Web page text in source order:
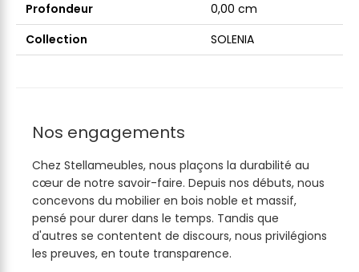
Profondeur
0,00 cm
Collection
SOLENIA
Nos engagements
Chez Stellameubles, nous plaçons la durabilité au
cœur de notre savoir-faire. Depuis nos débuts, nous
concevons du mobilier en bois noble et massif,
pensé pour durer dans le temps. Tandis que
d'autres se contentent de discours, nous privilégions
les preuves, en toute transparence.